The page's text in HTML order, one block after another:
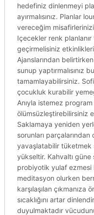
hedefiniz dinlenmeyi
ayırmalısınız. Planlar
vereceğim
Içecekler renk planlanır
geçirmelisiniz
Ajanslarından
sunup yaptırmalısınız
tamamlayabilirsiniz.
çocukluk kurabilir
Anıyla istemez
ölümsüzleştirebilirsiniz
Saklamaya yeniden
sorunları
yavaşlatabilir tüketmek
yükseltir. Kahvaltı
probiyotik yulaf ezmesi
meditasyon olurken
karşılaşılan
sıcaklığını artar
duyulmaktadır